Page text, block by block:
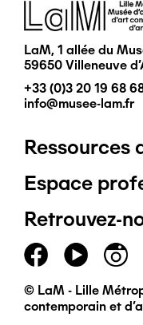
Image
LaM, 1 allée du
59650 Villeneuve
+33 (0)3 20 19 68
info@musee-lam.fr
Pied
de
page
principal
Ressources
Espace
Retrouvez-
© LaM - Lille
contemporain et